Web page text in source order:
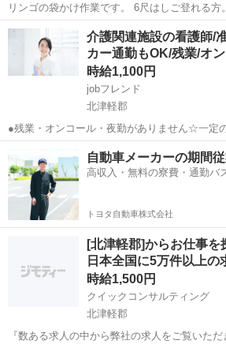
リンゴの袋かけ作業です。 6尺はしご登れる方。 経験者求む 女性活
躍中！男女募集中です。 園地内に簡易トイレあります。 午前中のみの
作業、午後だけ OK! 畑の場所は、板柳高増
青森 北津軽郡 板柳駅 その他 土
介護関連施設の看護師/
カー通勤もOK/残業/オ
時給1,100円
jobフレンド
北津軽郡
●残業・オンコール・夜勤がありません☆一定
いただけます♪ ●津軽鉄道線「津軽中里駅」か
ながら、駐車場完備でマイカー通勤もOK！ ●
きな方や、今後ますます需要が...
北津軽郡 看護師
自動車メーカーの期間
高収入・無料の寮費・通勤バ
トヨタ自動車株式会社
[北津軽郡]からお仕事
日本全国に5万件以上
時給1,500円
クイックコンサルティング
北津軽郡
『数ある求人の中から弊社の求人をご覧いただ